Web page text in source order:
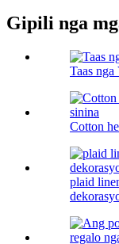
Gipili nga
Taas
Cotton
plaid